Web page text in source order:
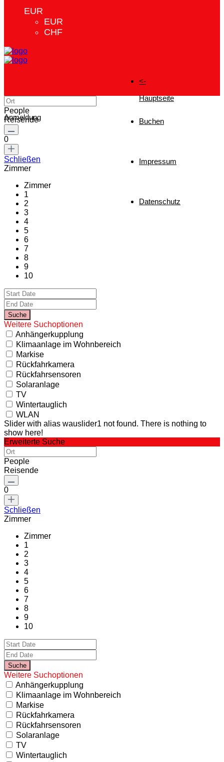
EUR
EUR
CHF
<-
Hauptseite
Buchen
Impressum
Datenschutz
Anmeldung
People
Reisende
0
Schließen
Zimmer
Zimmer
1
2
3
4
5
6
7
8
9
10
Weitere Suchoptionen
Anhängerkupplung
Klimaanlage im Wohnbereich
Markise
Rückfahrkamera
Rückfahrsensoren
Solaranlage
TV
Wintertauglich
WLAN
Slider with alias wauslider1 not found. There is nothing to
show here!
Erweiterte Suche
People
Reisende
0
Schließen
Zimmer
Zimmer
1
2
3
4
5
6
7
8
9
10
Weitere Suchoptionen
Anhängerkupplung
Klimaanlage im Wohnbereich
Markise
Rückfahrkamera
Rückfahrsensoren
Solaranlage
TV
Wintertauglich